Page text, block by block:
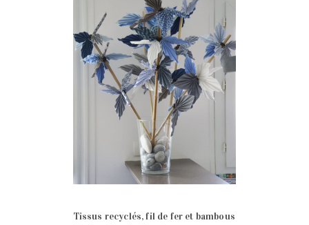
Tissus recyclés, fil de fer et bambous